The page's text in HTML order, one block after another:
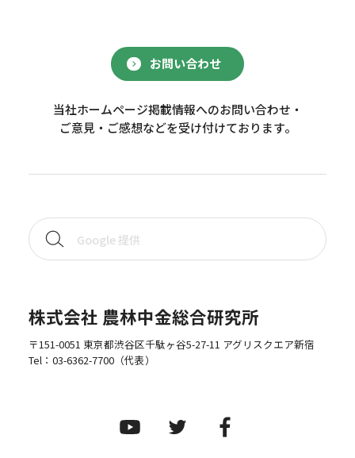
お問い合わせ
当社ホームページ掲載情報へのお問い合わせ・
ご意見・ご感想などを受け付けております。
株式会社 農林中金総合研究所
〒151-0051 東京都渋谷区千駄ヶ谷5-27-11 アグリスクエア新宿
Tel： 03-6362-7700（代表）